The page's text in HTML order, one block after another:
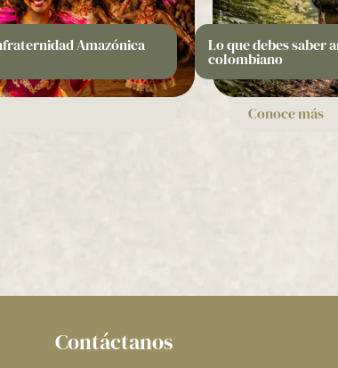
Amazónica Lo que debes saber
colombiano
Conoce más
Contáctanos